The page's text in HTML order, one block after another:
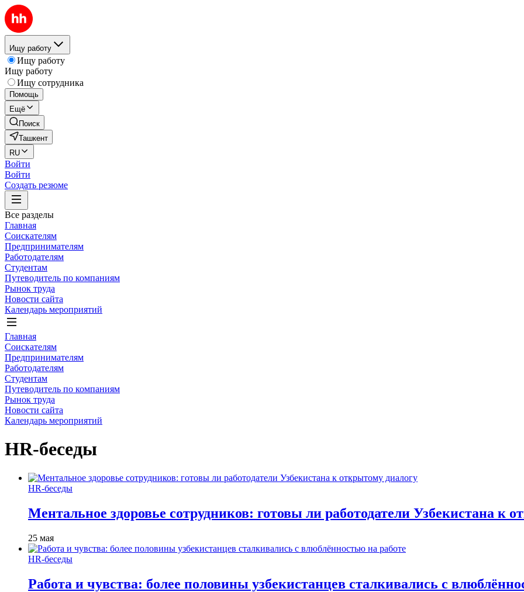
Ищу работу
Ищу работу
Ищу работу
Ищу сотрудника
Помощь
Ещё
Поиск
Ташкент
RU
Войти
Войти
Создать резюме
Все разделы
Главная
Соискателям
Предпринимателям
Работодателям
Студентам
Путеводитель по компаниям
Рынок труда
Новости сайта
Календарь мероприятий
Главная
Соискателям
Предпринимателям
Работодателям
Студентам
Путеводитель по компаниям
Рынок труда
Новости сайта
Календарь мероприятий
HR-беседы
HR-беседы
Ментальное здоровье сотрудников: готовы ли работодатели Узбекистана к
25 мая
HR-беседы
Работа и чувства: более половины узбекистанцев сталкивались с